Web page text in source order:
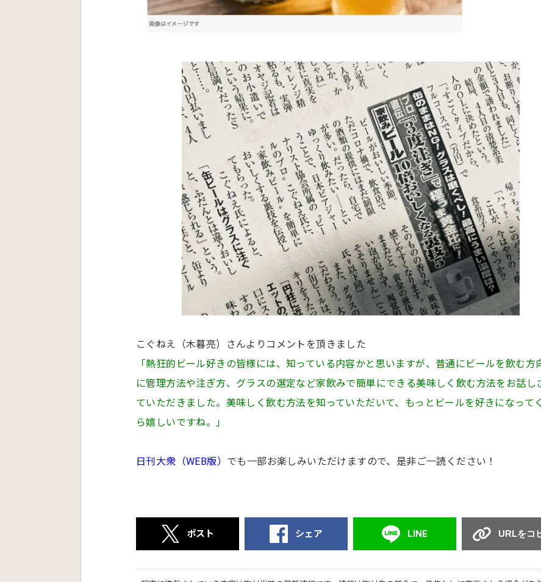
こぐねえ（木暮亮）さんよりコメントを頂きました
「熱狂的ビール好きの皆様には、知っている内容かと思いますが、普通にビールを飲む方
に管理方法や注ぎ方、グラスの選定など家飲みで簡単にできる美味しく飲む方法をお話し
ていただきました。美味しく飲む方法を知っていただいて、もっとビールを好きになって
ら嬉しいですね。」
日刊大衆（WEB版） でも一部お楽しみいただけますので、是非ご一読ください！
ポスト シェア LINE URLをコ